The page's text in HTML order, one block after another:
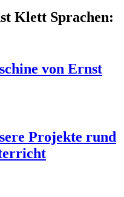
Klett Sprachen:
von Ernst
Projekte rund